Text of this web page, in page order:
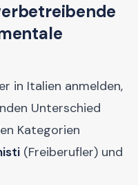
in Italien anmelden,
Unterschied
Kategorien
(Freiberufler) und